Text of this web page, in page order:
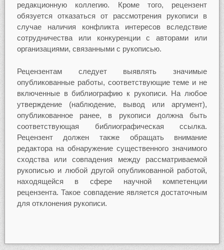
редакционную коллегию. Кроме того, рецензент
обязуется отказаться от рассмотрения рукописи в
случае наличия конфликта интересов вследствие
сотрудничества или конкуренции с авторами или
организациями, связанными с рукописью.
Рецензентам следует выявлять значимые
опубликованные работы, соответствующие теме и не
включенные в библиографию к рукописи. На любое
утверждение (наблюдение, вывод или аргумент),
опубликованное ранее, в рукописи должна быть
соответствующая библиографическая ссылка.
Рецензент должен также обращать внимание
редактора на обнаружение существенного значимого
сходства или совпадения между рассматриваемой
рукописью и любой другой опубликованной работой,
находящейся в сфере научной компетенции
рецензента. Такое совпадение является достаточным
для отклонения рукописи.